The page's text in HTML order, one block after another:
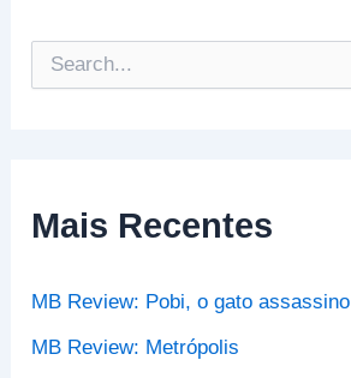
e
s
a
o
:
Mais Recentes
MB Review: Pobi, o gato assassino
MB Review: Metrópolis